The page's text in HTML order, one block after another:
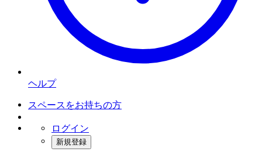
ヘルプ
スペースをお持ちの方
ログイン
新規登録